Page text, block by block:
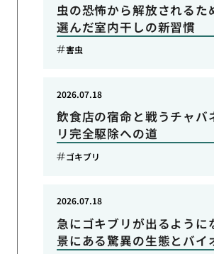
虫の恐怖から解放されるた
選んだ室内干しの新習慣
害虫
飲食店の宿命と戦うチャバ
リ完全駆除への道
2026.07.18
ゴキブリ
急にゴキブリが出るように
景にある驚異の生態とバイ
2026.07.18